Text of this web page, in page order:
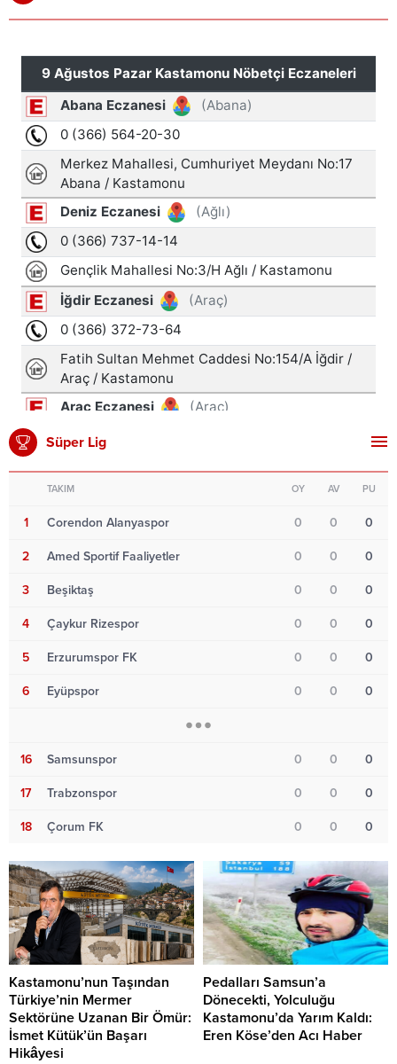
Süper Lig
TAKIM OY AV PU
1 Corendon Alanyaspor 0 0 0
2 Amed Sportif Faaliyetler 0 0 0
3 Beşiktaş 0 0 0
4 Çaykur Rizespor 0 0 0
5 Erzurumspor FK 0 0 0
6 Eyüpspor 0 0 0
16 Samsunspor 0 0 0
17 Trabzonspor 0 0 0
18 Çorum FK 0 0 0
Kastamonu’nun Taşından
Türkiye’nin Mermer
Sektörüne Uzanan Bir Ömür:
İsmet Kütük’ün Başarı
Hikâyesi
Pedalları Samsun’a
Dönecekti, Yolculuğu
Kastamonu’da Yarım Kaldı:
Eren Köse’den Acı Haber